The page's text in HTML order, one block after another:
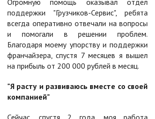
Огромную помощь оказывал отдел
поддержки "Грузчиков-Сервис", ребята
всегда оперативно отвечали на вопросы
и помогали в решении проблем.
Благодаря моему упорству и поддержки
франчайзера, спустя 7 месяцев я вышел
на прибыль от 200 000 рублей в месяц.
"Я расту и развиваюсь вместе со своей
компанией"
Сейчас, спустя 2 года, моя работа